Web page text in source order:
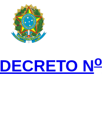
DECRETO No